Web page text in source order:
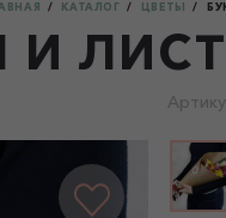
КАТАЛОГ ЦВЕТЫ
И